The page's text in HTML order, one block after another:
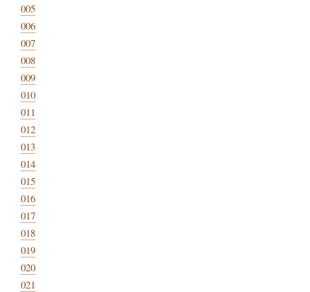
005
006
007
008
009
010
011
012
013
014
015
016
017
018
019
020
021